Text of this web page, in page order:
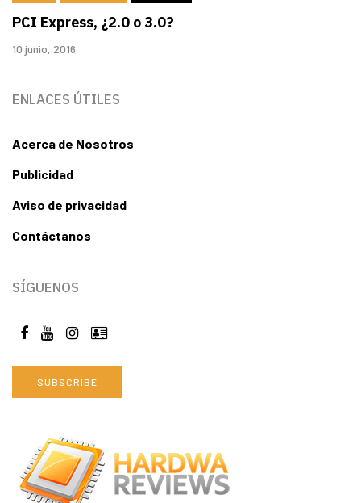
PCI Express, ¿2.0 o 3.0?
10 junio, 2016
ENLACES ÚTILES
Acerca de Nosotros
Publicidad
Aviso de privacidad
Contáctanos
SÍGUENOS
SUBSCRIBE